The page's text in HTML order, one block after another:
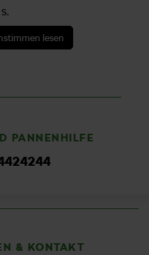
lesen
PANNENHILFE
& KONTAKT